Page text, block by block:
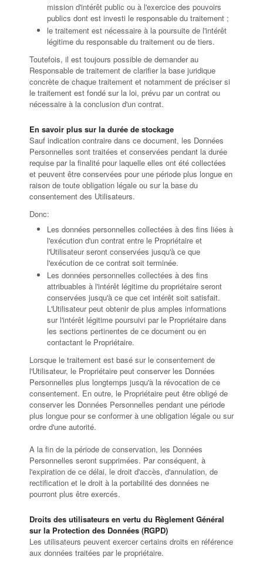
mission d'intérêt public ou à l'exercice des pouvoirs
publics dont est investi le responsable du traitement ;
le traitement est nécessaire à la poursuite de l'intérêt
légitime du responsable du traitement ou de tiers.
Toutefois, il est toujours possible de demander au
Responsable de traitement de clarifier la base juridique
concrète de chaque traitement et notamment de préciser si
le traitement est fondé sur la loi, prévu par un contrat ou
nécessaire à la conclusion d'un contrat.
En savoir plus sur la durée de stockage
Sauf indication contraire dans ce document, les Données
Personnelles sont traitées et conservées pendant la durée
requise par la finalité pour laquelle elles ont été collectées
et peuvent être conservées pour une période plus longue en
raison de toute obligation légale ou sur la base du
consentement des Utilisateurs.
Donc:
Les données personnelles collectées à des fins liées à
l'exécution d'un contrat entre le Propriétaire et
l'Utilisateur seront conservées jusqu'à ce que
l'exécution de ce contrat soit terminée.
Les données personnelles collectées à des fins
attribuables à l'intérêt légitime du propriétaire seront
conservées jusqu'à ce que cet intérêt soit satisfait.
L'Utilisateur peut obtenir de plus amples informations
sur l'intérêt légitime poursuivi par le Propriétaire dans
les sections pertinentes de ce document ou en
contactant le Propriétaire.
Lorsque le traitement est basé sur le consentement de
l'Utilisateur, le Propriétaire peut conserver les Données
Personnelles plus longtemps jusqu'à la révocation de ce
consentement. En outre, le Propriétaire peut être obligé de
conserver les Données Personnelles pendant une période
plus longue pour se conformer à une obligation légale ou sur
ordre d'une autorité.
A la fin de la période de conservation, les Données
Personnelles seront supprimées. Par conséquent, à
l'expiration de ce délai, le droit d'accès, d'annulation, de
rectification et le droit à la portabilité des données ne
pourront plus être exercés.
Droits des utilisateurs en vertu du Règlement Général
sur la Protection des Données (RGPD)
Les utilisateurs peuvent exercer certains droits en référence
aux données traitées par le propriétaire.